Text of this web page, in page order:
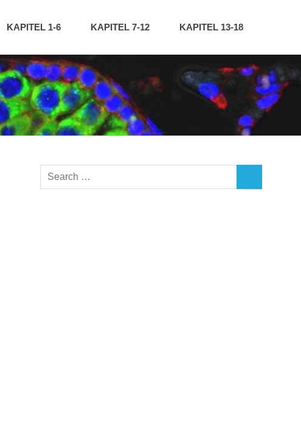
KAPITEL 1-6 KAPITEL 7-12 KAPITEL 13-18
Search